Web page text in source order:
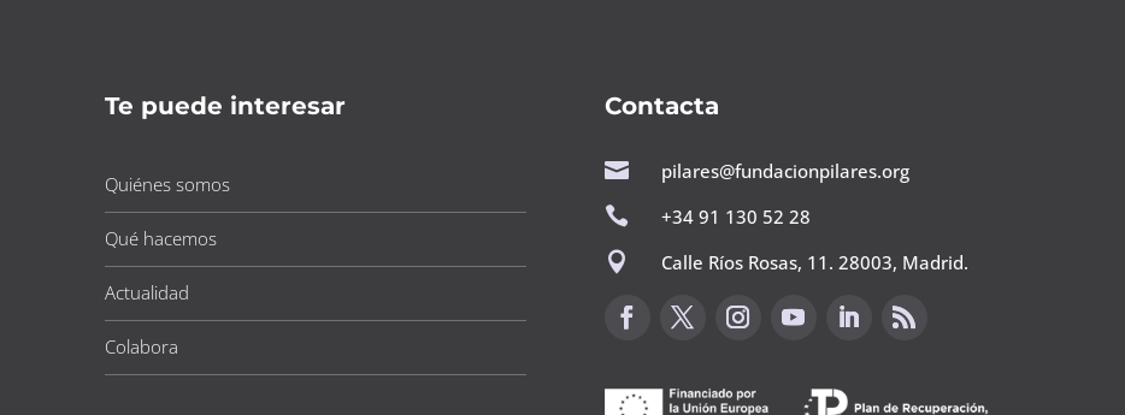
Te puede interesar
Quiénes somos
Qué hacemos
Actualidad
Colabora
Contacta

pilares@fundacionpilares.org

+34 91 130 52 28

Calle Ríos Rosas, 11. 28003, Madrid.